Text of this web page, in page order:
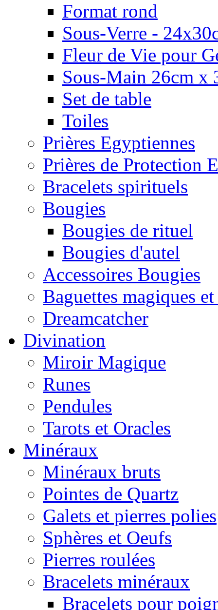
Format rond
Sous-Verre -
Fleur de Vie pour
Sous-Main 26cm x
Set de table
Toiles
Prières Egyptiennes
Prières de Protection
Bracelets spirituels
Bougies
Bougies de rituel
Bougies d'autel
Accessoires Bougies
Baguettes magiques
Dreamcatcher
Divination
Miroir Magique
Runes
Pendules
Tarots et Oracles
Minéraux
Minéraux bruts
Pointes de Quartz
Galets et pierres polies
Sphères et Oeufs
Pierres roulées
Bracelets minéraux
Bracelets pour